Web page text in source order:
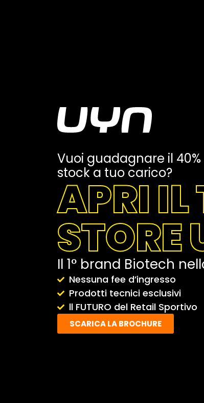
Vuoi guadagnare il
stock a tuo carico?
APRI IL
STORE
Il 1° brand Biotech
Nessuna fee d’ingresso
Prodotti tecnici esclusivi
ll FUTURO del Retail Sportivo
SCARICA LA BROCHURE